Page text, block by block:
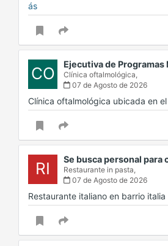
ás
CO Ejecutiva de
Clínica oftalmológica,
07 de Agosto de 2026
Clínica oftalmológica ubicada en
RI Se busca personal para
Restaurante in pasta,
07 de Agosto de 2026
Restaurante italiano en barrio